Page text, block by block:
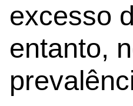
excesso
entanto,